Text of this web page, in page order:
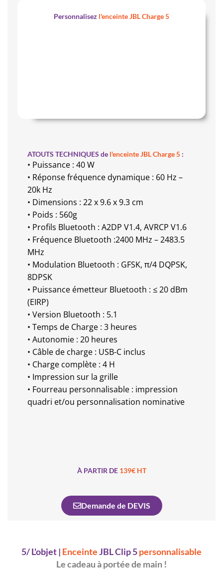
Personnalisez l'enceinte JBL Charge 5
ATOUTS TECHNIQUES de l'enceinte JBL Charge 5 :
• Puissance : 40 W
• Réponse fréquence dynamique : 60 Hz –
20k Hz
• Dimensions : 22 x 9.6 x 9.3 cm
• Poids : 560g
• Profils Bluetooth : A2DP V1.4, AVRCP V1.6
• Fréquence Bluetooth :2400 MHz – 2483.5
MHz
• Modulation Bluetooth : GFSK, π/4 DQPSK,
8DPSK
• Puissance émetteur Bluetooth : ≤ 20 dBm
(EIRP)
• Version Bluetooth : 5.1
• Temps de Charge : 3 heures
• Autonomie : 20 heures
• Câble de charge : USB-C inclus
• Charge complète : 4 H
• Impression sur la grille
• Fourreau personnalisable : impression
quadri et/ou personnalisation nominative
À PARTIR DE 139€ HT
Demande de DEVIS
5/ L'objet | EnceinteJBL Clip 5personnalisable
Le cadeau à portée de main !